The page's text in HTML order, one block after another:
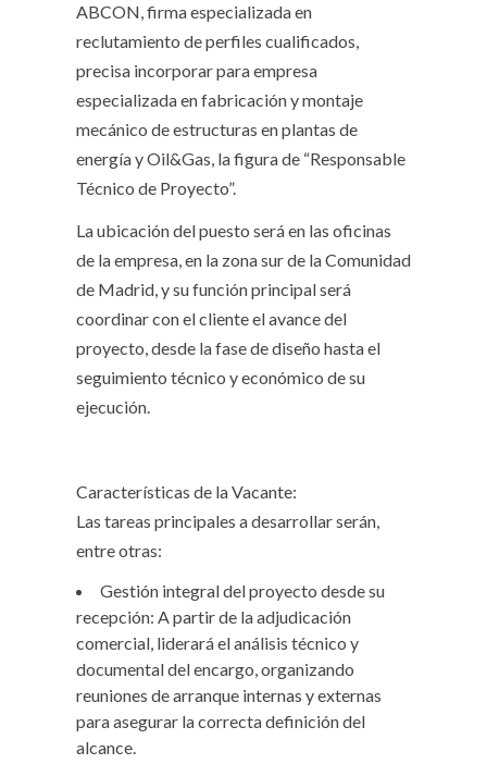
ABCON, firma especializada en
reclutamiento de perfiles cualificados,
precisa incorporar para empresa
especializada en fabricación y montaje
mecánico de estructuras en plantas de
energía y Oil&Gas, la figura de “Responsable
Técnico de Proyecto”.
La ubicación del puesto será en las oficinas
de la empresa, en la zona sur de la Comunidad
de Madrid, y su función principal será
coordinar con el cliente el avance del
proyecto, desde la fase de diseño hasta el
seguimiento técnico y económico de su
ejecución.
Características de la Vacante:
Las tareas principales a desarrollar serán,
entre otras:
Gestión integral del proyecto desde su
recepción: A partir de la adjudicación
comercial, liderará el análisis técnico y
documental del encargo, organizando
reuniones de arranque internas y externas
para asegurar la correcta definición del
alcance.